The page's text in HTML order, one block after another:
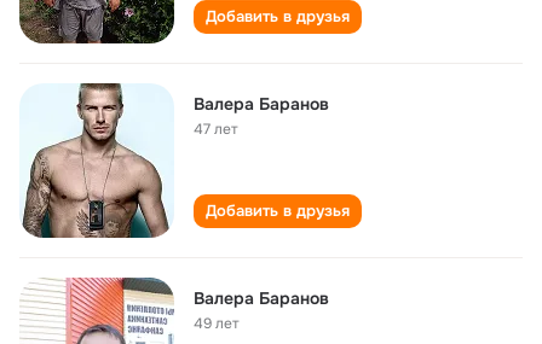
Добавить в друзья
Валера Баранов
47 лет
Добавить в друзья
Валера Баранов
49 лет